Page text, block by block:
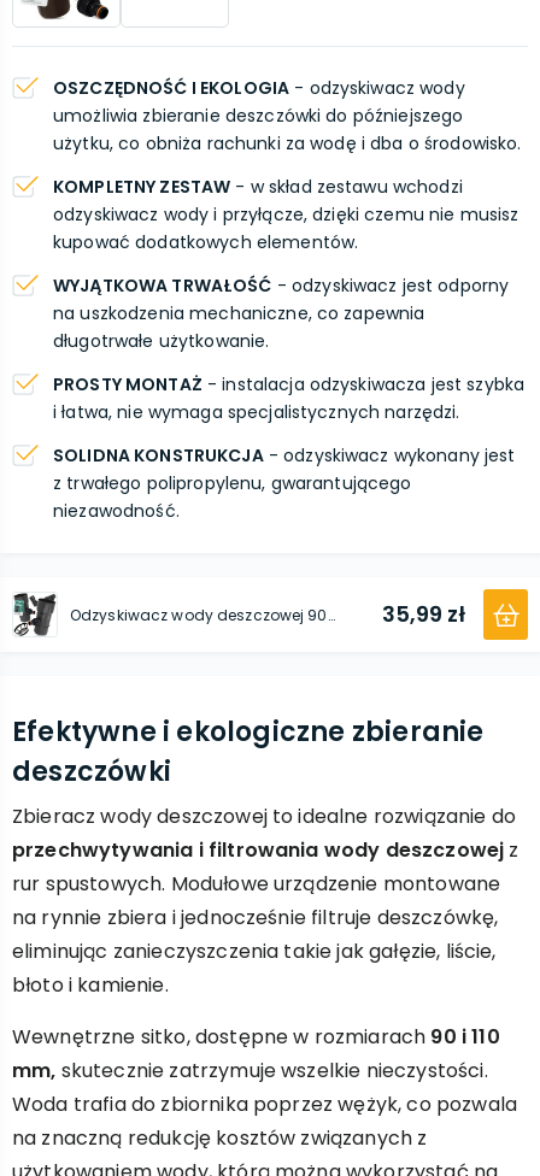
OSZCZĘDNOŚĆ I EKOLOGIA - odzyskiwacz wody
umożliwia zbieranie deszczówki do późniejszego
użytku, co obniża rachunki za wodę i dba o środowisko.
KOMPLETNY ZESTAW - w skład zestawu wchodzi
odzyskiwacz wody i przyłącze, dzięki czemu nie musisz
kupować dodatkowych elementów.
WYJĄTKOWA TRWAŁOŚĆ - odzyskiwacz jest odporny
na uszkodzenia mechaniczne, co zapewnia
długotrwałe użytkowanie.
PROSTY MONTAŻ - instalacja odzyskiwacza jest szybka
i łatwa, nie wymaga specjalistycznych narzędzi.
SOLIDNA KONSTRUKCJA- odzyskiwacz wykonany jest
z trwałego polipropylenu, gwarantującego
niezawodność.
Odzyskiwacz wody deszczowej 90 mm x 1'' GZ grafit z przyłączem pod szybkozłączke 1'' GW x SZ PowerJet 35,99 zł
Efektywne i ekologiczne zbieranie
deszczówki
Zbieracz wody deszczowej to idealne rozwiązanie do
przechwytywania i filtrowania wody deszczowej z
rur spustowych. Modułowe urządzenie montowane
na rynnie zbiera i jednocześnie filtruje deszczówkę,
eliminując zanieczyszczenia takie jak gałęzie, liście,
błoto i kamienie.
Wewnętrzne sitko, dostępne w rozmiarach 90 i 110
mm, skutecznie zatrzymuje wszelkie nieczystości.
Woda trafia do zbiornika poprzez wężyk, co pozwala
na znaczną redukcję kosztów związanych z